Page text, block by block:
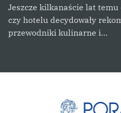
Jeszcze kilkanaście lat
czy hotelu decydowały
przewodniki kulinarne i…